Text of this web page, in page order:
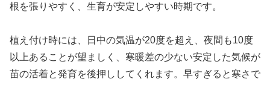
根を張りやすく、生育が安定しやすい時期です。
植え付け時には、日中の気温が20度を超え、夜間も10度
以上あることが望ましく、寒暖差の少ない安定した気候が
苗の活着と発育を後押ししてくれます。早すぎると寒さで